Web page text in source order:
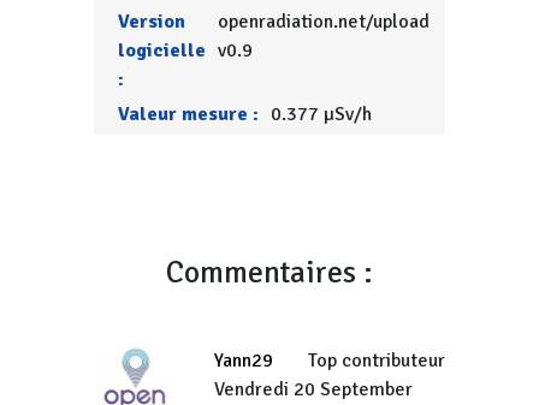
Version
logicielle
:
openradiation.net/upload
v0.9
Valeur mesure : 0.377 µSv/h
Commentaires :
Yann29
Top contributeur
Vendredi 20 September